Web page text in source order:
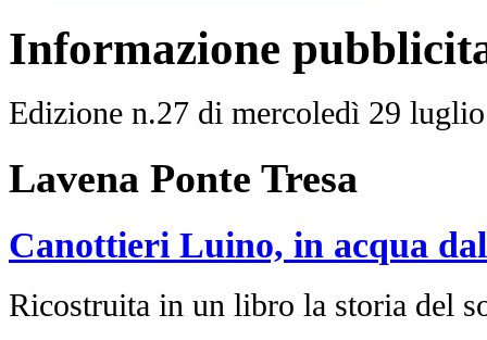
Informazione
Edizione n.27 di mercoledì 29
Lavena Ponte Tresa
Canottieri Luino, in acqua
Ricostruita in un libro la storia del